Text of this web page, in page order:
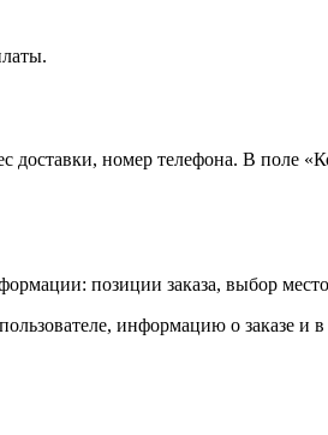
номер телефона. В поле
позиции заказа, выбор
информацию о заказе и